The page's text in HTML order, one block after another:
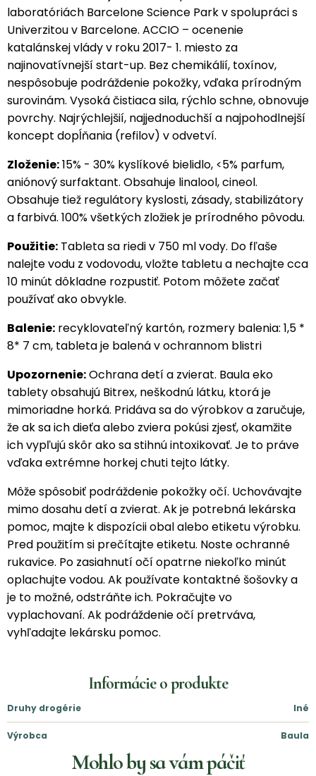
laboratóriách Barcelone Science Park v spolupráci s
Univerzitou v Barcelone. ACCIO – ocenenie
katalánskej vlády v roku 2017- 1. miesto za
najinovatívnejší start-up. Bez chemikálií, toxínov,
nespôsobuje podráždenie pokožky, vďaka prírodným
surovinám. Vysoká čistiaca sila, rýchlo schne, obnovuje
povrchy. Najrýchlejšií, najjednoduchší a najpohodlnejší
koncept dopĺňania (refilov) v odvetví.
Zloženie:15% - 30% kyslíkové bielidlo, <5% parfum,
aniónový surfaktant. Obsahuje linalool, cineol.
Obsahuje tiež regulátory kyslosti, zásady, stabilizátory
a farbivá. 100% všetkých zložiek je prírodného pôvodu.
Použitie: Tableta sa riedi v 750 ml vody. Do fľaše
nalejte vodu z vodovodu, vložte tabletu a nechajte cca
10 minút dôkladne rozpustiť. Potom môžete začať
používať ako obvykle.
Balenie: recyklovateľný kartón, rozmery balenia: 1,5 *
8* 7 cm, tableta je balená v ochrannom blistri
Upozornenie:Ochrana detí a zvierat. Baula eko
tablety obsahujú Bitrex, neškodnú látku, ktorá je
mimoriadne horká. Pridáva sa do výrobkov a zaručuje,
že ak sa ich dieťa alebo zviera pokúsi zjesť, okamžite
ich vypľujú skôr ako sa stihnú intoxikovať. Je to práve
vďaka extrémne horkej chuti tejto látky.
Môže spôsobiť podráždenie pokožky očí. Uchovávajte
mimo dosahu detí a zvierat. Ak je potrebná lekárska
pomoc, majte k dispozícii obal alebo etiketu výrobku.
Pred použitím si prečítajte etiketu. Noste ochranné
rukavice. Po zasiahnutí očí opatrne niekoľko minút
oplachujte vodou. Ak používate kontaktné šošovky a
je to možné, odstráňte ich. Pokračujte vo
vyplachovaní. Ak podráždenie očí pretrváva,
vyhľadajte lekársku pomoc.
Informácie o produkte
Druhy drogérie Iné
Výrobca Baula
Mohlo by sa vám páčiť